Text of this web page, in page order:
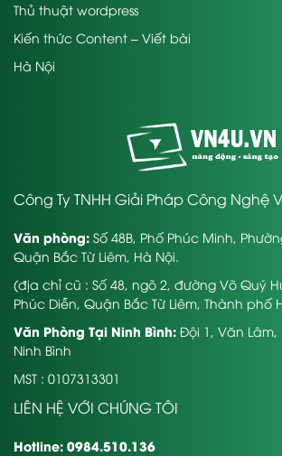
Thủ thuật wordpress
Kiến thức Content – Viết bài
Hà Nội
Công Ty TNHH Giải Pháp Công Nghệ
Văn phòng: Số 48B, Phố Phúc Minh,
Quận Bắc Từ Liêm, Hà Nội.
(địa chỉ cũ : Số 48, ngõ 2, đường Võ Quý
Phúc Diễn, Quận Bắc Từ Liêm, Thành phố
Văn Phòng Tại Ninh Bình: Đội 1, Văn Lâm,
Ninh Bình
MST : 0107313301
LIÊN HỆ VỚI CHÚNG TÔI
Hotline: 0984.510.136